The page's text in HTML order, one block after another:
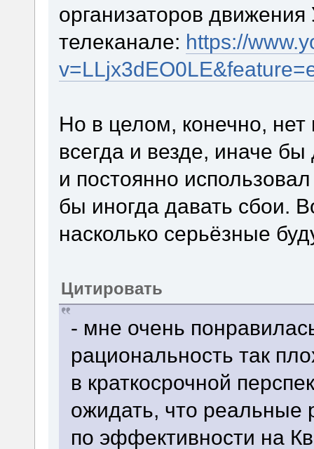
организаторов
телеканале: https://
Но в целом, конечно,
всегда и везде, иначе
и постоянно
бы иногда давать сбои.
насколько серьёзные
Цитировать
- мне очень
рациональность так
в краткосрочной
ожидать, что реальные
по эффективности на